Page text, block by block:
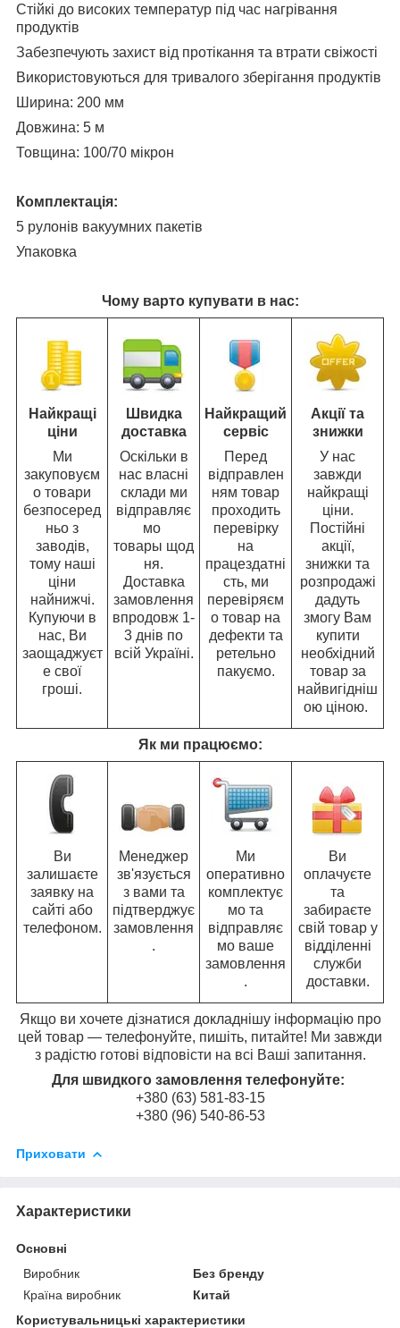
Стійкі до високих температур під час нагрівання
продуктів
Забезпечують захист від протікання та втрати свіжості
Використовуються для тривалого зберігання продуктів
Ширина: 200 мм
Довжина: 5 м
Товщина: 100/70 мікрон
Комплектація:
5 рулонів вакуумних пакетів
Упаковка
Чому варто купувати в нас:
Найкращі
ціни
Ми
закуповуєм
о товари
безпосеред
ньо з
заводів,
тому наші
ціни
найнижчі.
Купуючи в
нас, Ви
заощаджуєт
е свої
гроші.
Швидка
доставка
Оскільки в
нас власні
склади ми
відправляє
мо
товары щод
ня.
Доставка
замовлення
впродовж 1-
3 днів по
всій Україні.
Найкращий
сервіс
Перед
відправлен
ням товар
проходить
перевірку
на
працездатні
сть, ми
перевіряєм
о товар на
дефекти та
ретельно
пакуємо.
Акції та
знижки
У нас
завжди
найкращі
ціни.
Постійні
акції,
знижки та
розпродажі
дадуть
змогу Вам
купити
необхідний
товар за
найвигідніш
ою ціною.
Як ми працюємо:
Ви
залишаєте
заявку на
сайті або
телефоном.
Менеджер
зв'язується
з вами та
підтверджує
замовлення
.
Ми
оперативно
комплектує
мо та
відправляє
мо ваше
замовлення
.
Ви
оплачуєте
та
забираєте
свій товар у
відділенні
служби
доставки.
Якщо ви хочете дізнатися докладнішу інформацію про
цей товар — телефонуйте, пишіть, питайте! Ми завжди
з радістю готові відповісти на всі Ваші запитання.
Для швидкого замовлення телефонуйте:
+380 (63) 581-83-15
+380 (96) 540-86-53
Приховати
Характеристики
Основні
Виробник
Без бренду
Країна виробник
Китай
Користувальницькі характеристики